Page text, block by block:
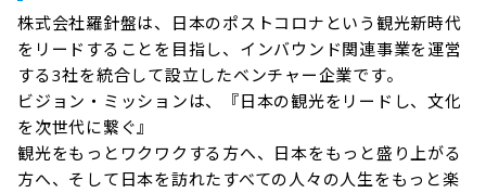
株式会社羅針盤は、日本のポストコロナという観光新時代
をリードすることを目指し、インバウンド関連事業を運営
する3社を統合して設立したベンチャー企業です。
ビジョン・ミッションは、『日本の観光をリードし、文化
を次世代に繋ぐ』
観光をもっとワクワクする方へ、日本をもっと盛り上がる
方へ、そして日本を訪れたすべての人々の人生をもっと楽